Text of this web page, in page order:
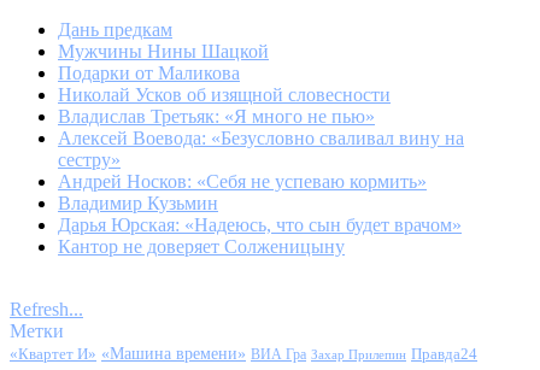
Дань предкам
Мужчины Нины Шацкой
Подарки от Маликова
Николай Усков об изящной словесности
Владислав Третьяк: «Я много не пью»
Алексей Воевода: «Безусловно сваливал вину на
сестру»
Андрей Носков: «Себя не успеваю кормить»
Владимир Кузьмин
Дарья Юрская: «Надеюсь, что сын будет врачом»
Кантор не доверяет Солженицыну
Refresh...
Метки
«Квартет И» «Машина времени» ВИА Гра Захар Прилепин Правда24